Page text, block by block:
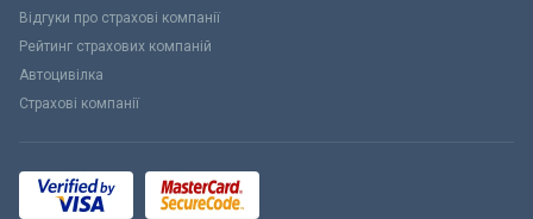
Відгуки про страхові компанії
Рейтинг страхових компаній
Автоцивілка
Страхові компанії